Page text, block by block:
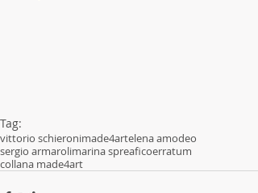
Tag:
vittorio schieronimade4artelena amodeo
sergio armarolimarina spreaficoerratum
collana made4art